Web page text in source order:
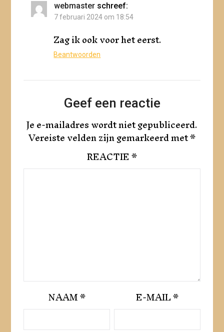
webmaster schreef:
7 februari 2024 om 18:54
Zag ik ook voor het eerst.
Beantwoorden
Geef een reactie
Je e-mailadres wordt niet gepubliceerd.
Vereiste velden zijn gemarkeerd met*
REACTIE*
NAAM* E-MAIL*